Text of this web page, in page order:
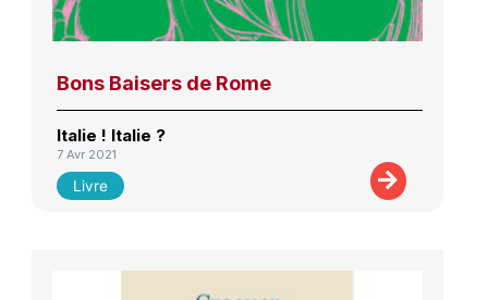
Bons Baisers de Rome
Italie ! Italie ?
7 Avr 2021
Livre